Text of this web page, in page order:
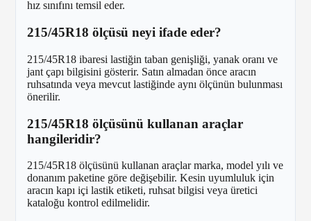
hız sınıfını temsil eder.
215/45R18 ölçüsü neyi ifade eder?
215/45R18 ibaresi lastiğin taban genişliği, yanak oranı ve
jant çapı bilgisini gösterir. Satın almadan önce aracın
ruhsatında veya mevcut lastiğinde aynı ölçünün bulunması
önerilir.
215/45R18 ölçüsünü kullanan araçlar
hangileridir?
215/45R18 ölçüsünü kullanan araçlar marka, model yılı ve
donanım paketine göre değişebilir. Kesin uyumluluk için
aracın kapı içi lastik etiketi, ruhsat bilgisi veya üretici
kataloğu kontrol edilmelidir.